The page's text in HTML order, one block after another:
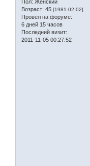
Пол: Женский
Возраст: 45 [1981-02-02]
Провел на форуме:
6 дней 15 часов
Последний визит:
2011-11-05 00:27:52